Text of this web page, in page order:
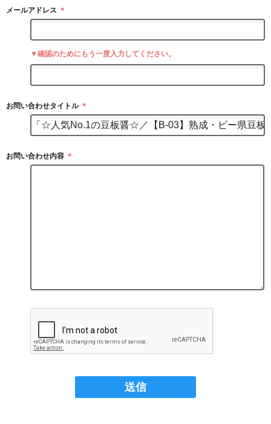
メールアドレス ＊
▼確認のためにもう一度入力してください。
お問い合わせタイトル ＊
お問い合わせ内容 ＊